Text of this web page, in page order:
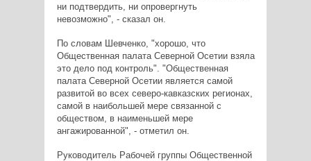
ни подтвердить, ни опровергнуть
невозможно", - сказал он.
По словам Шевченко, "хорошо, что
Общественная палата Северной Осетии взяла
это дело под контроль". "Общественная
палата Северной Осетии является самой
развитой во всех северо-кавказских регионах,
самой в наибольшей мере связанной с
обществом, в наименьшей мере
ангажированной", - отметил он.
Руководитель Рабочей группы Общественной